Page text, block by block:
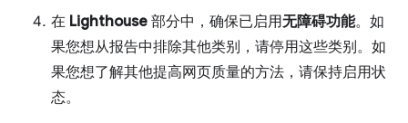
在 Lighthouse 部分中，确保已启用无障碍功能。如
果您想从报告中排除其他类别，请停用这些类别。如
果您想了解其他提高网页质量的方法，请保持启用状
态。